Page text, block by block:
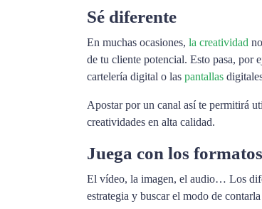
Sé diferente
En muchas ocasiones, la creatividad
de tu cliente potencial. Esto pasa, por
cartelería digital o las pantallas
Apostar por un canal así te permitirá
creatividades en alta calidad.
Juega con los formatos
El vídeo, la imagen, el audio… Los
estrategia y buscar el modo de